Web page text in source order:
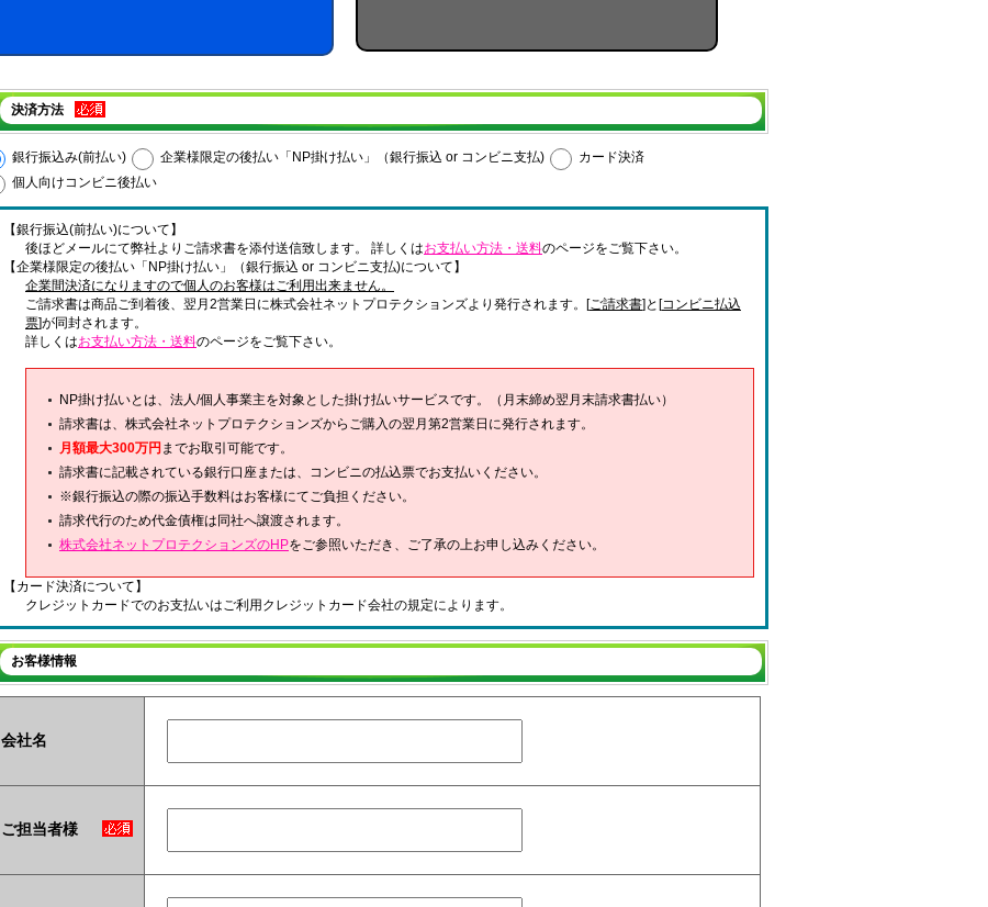
決済方法
銀行振込み(前払い) 企業様限定の後払い「NP掛け払い」（銀行振込 or コンビニ支払)
カード決済
個人向けコンビニ後払い
【銀行振込(前払い)について】
後ほどメールにて弊社よりご請求書を添付送信致します。 詳しくはお支払い方法・送料のページをご覧下さい。
【企業様限定の後払い「NP掛け払い」（銀行振込 or コンビニ支払)について】
企業間決済になりますので個人のお客様はご利用出来ません。
ご請求書は商品ご到着後、翌月2営業日に株式会社ネットプロテクションズより発行されます。[ご請求書]と[コンビニ払込
票]が同封されます。
詳しくはお支払い方法・送料のページをご覧下さい。
NP掛け払いとは、法人/個人事業主を対象とした掛け払いサービスです。（月末締め翌月末請求書払い）
請求書は、株式会社ネットプロテクションズからご購入の翌月第2営業日に発行されます。
月額最大300万円 までお取引可能です。
請求書に記載されている銀行口座または、コンビニの払込票でお支払いください。
※銀行振込の際の振込手数料はお客様にてご負担ください。
請求代行のため代金債権は同社へ譲渡されます。
株式会社ネットプロテクションズのHPをご参照いただき、ご了承の上お申し込みください。
【カード決済について】
クレジットカードでのお支払いはご利用クレジットカード会社の規定によります。
お客様情報
会社名
ご担当者様